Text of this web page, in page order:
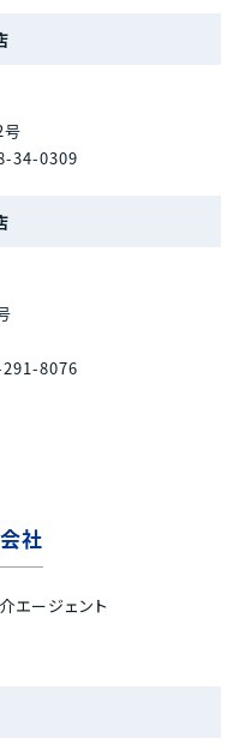
34-0309
8076
社
エージェント